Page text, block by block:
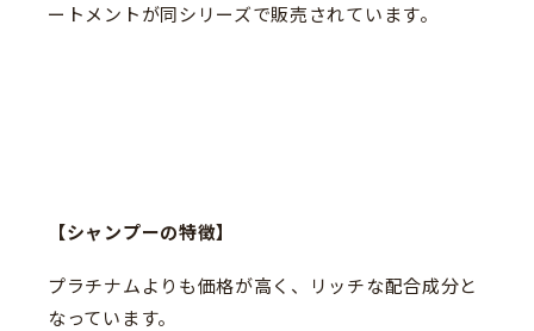
ートメントが同シリーズで販売されています。
【シャンプーの特徴】
プラチナムよりも価格が高く、リッチな配合成分と
なっています。